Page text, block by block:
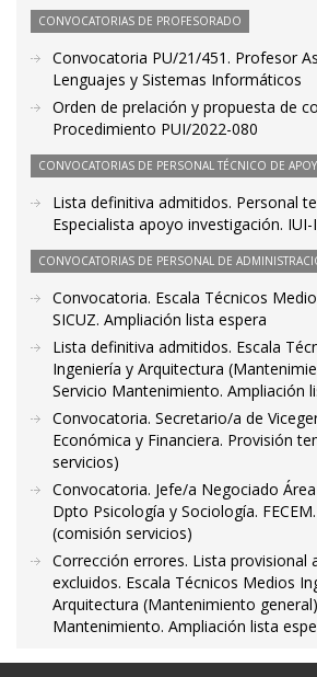
CONVOCATORIAS DE PROFESORADO
Convocatoria PU/21/451. Profesor
Lenguajes y Sistemas Informáticos
Orden de prelación y propuesta de
Procedimiento PUI/2022-080
CONVOCATORIAS DE PERSONAL TÉCNICO DE
Lista definitiva admitidos. Personal
Especialista apoyo investigación.
CONVOCATORIAS DE PERSONAL DE
Convocatoria. Escala Técnicos
SICUZ. Ampliación lista espera
Lista definitiva admitidos. Escala
Ingeniería y Arquitectura
Servicio Mantenimiento. Ampliación
Convocatoria. Secretario/a de
Económica y Financiera. Provisión
servicios)
Convocatoria. Jefe/a Negociado
Dpto Psicología y Sociología.
(comisión servicios)
Corrección errores. Lista provisional
excluidos. Escala Técnicos Medios
Arquitectura (Mantenimiento
Mantenimiento. Ampliación lista